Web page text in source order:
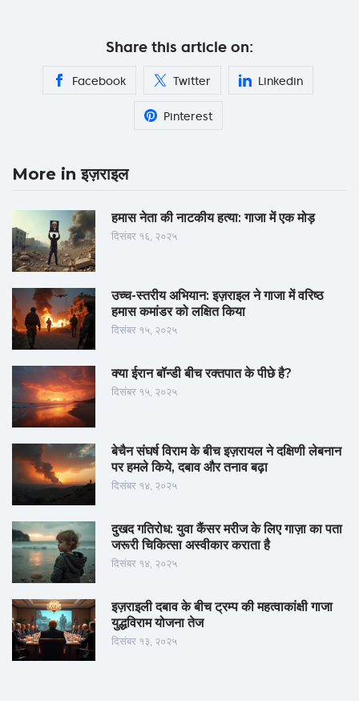
Share this article on:
Facebook Twitter Linkedin
Pinterest
More in इज़राइल
हमास नेता की नाटकीय हत्या: गाजा में एक मोड़
दिसंबर १६, २०२५
उच्च-स्तरीय अभियान: इज़राइल ने गाजा में वरिष्ठ
हमास कमांडर को लक्षित किया
दिसंबर १५, २०२५
क्या ईरान बॉन्डी बीच रक्तपात के पीछे है?
दिसंबर १५, २०२५
बेचैन संघर्ष विराम के बीच इज़रायल ने दक्षिणी लेबनान
पर हमले किये, दबाव और तनाव बढ़ा
दिसंबर १४, २०२५
दुखद गतिरोध: युवा कैंसर मरीज के लिए गाज़ा का पता
जरूरी चिकित्सा अस्वीकार कराता है
दिसंबर १४, २०२५
इज़राइली दबाव के बीच ट्रम्प की महत्वाकांक्षी गाजा
युद्धविराम योजना तेज
दिसंबर १३, २०२५